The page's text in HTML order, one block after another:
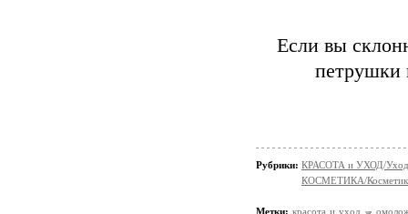
Если вы
петрушки
Рубрики: КРАСОТА и УХОД/Уход
КОСМЕТИКА/
Метки: красота и уход